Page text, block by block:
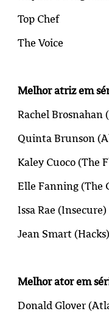
Top Chef
The Voice
Melhor atriz em
Rachel Brosnahan (
Quinta Brunson
Kaley Cuoco (The
Elle Fanning (The
Issa Rae (Insecure)
Jean Smart (Hacks)
Melhor ator em
Donald Glover